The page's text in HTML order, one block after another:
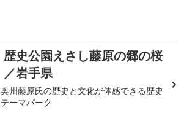
歴史公園えさし藤原の郷の桜
／岩手県
奥州藤原氏の歴史と文化が体感できる歴史
テーマパーク